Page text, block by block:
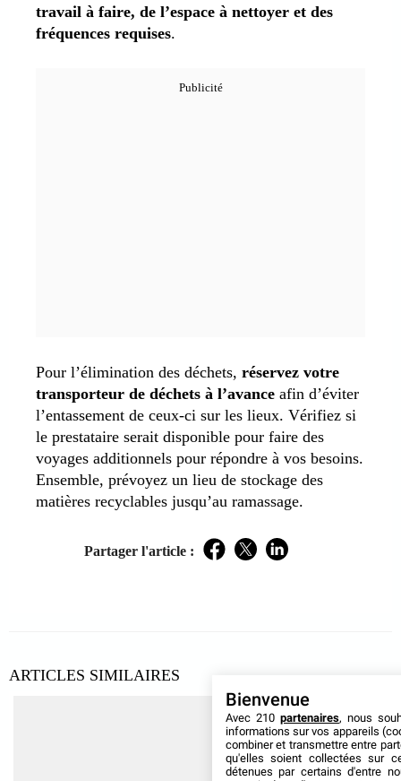
travail à faire, de l’espace à nettoyer et des
fréquences requises.
Pour l’élimination des déchets, réservez votre
transporteur de déchets à l’avance afin d’éviter
l’entassement de ceux-ci sur les lieux. Vérifiez si
le prestataire serait disponible pour faire des
voyages additionnels pour répondre à vos besoins.
Ensemble, prévoyez un lieu de stockage des
matières recyclables jusqu’au ramassage.
Partager l'article : Facebook
TwitterLinkedIn
ARTICLES SIMILAIRES
Bienvenue
Avec 210 partenaires, nous
informations sur vos appareils
combiner et transmettre entre
qu'elles soient collectées sur
détenues par certains d'entre